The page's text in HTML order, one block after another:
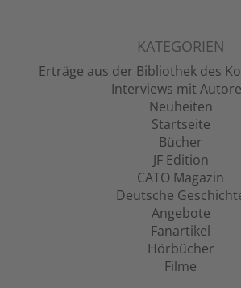
KATEGORIEN
Erträge aus der Bibliothek des
Interviews mit
Neuheiten
Startseite
Bücher
JF Edition
CATO Magazin
Deutsche
Angebote
Fanartikel
Hörbücher
Filme